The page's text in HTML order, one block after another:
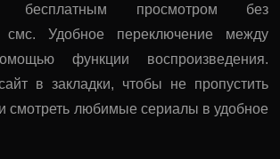
бесплатным просмотром без
смс. Удобное переключение между
функции воспроизведения.
в закладки, чтобы не пропустить
смотреть любимые сериалы в удобное